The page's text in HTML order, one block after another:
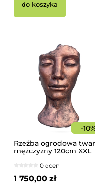
do koszyka
-10
Rzeźba ogrodowa
mężczyzny 120cm XXL
imponująca dekoracja
ogrodowa
0 ocen
1 750,00 zł